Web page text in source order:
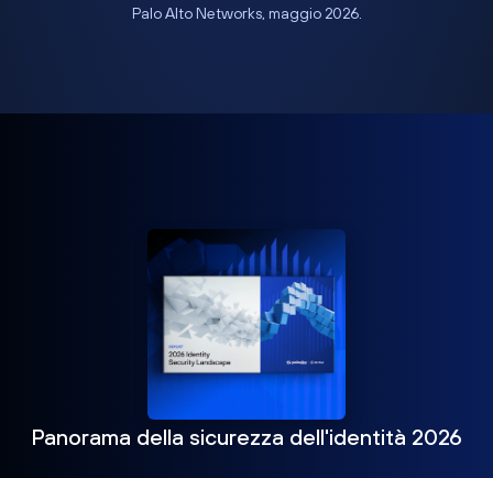
Palo Alto Networks, maggio 2026.
Panorama della sicurezza dell'identità 2026